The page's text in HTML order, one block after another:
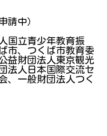
請中）
国立青少年教育振
市、つくば市教育委
益財団法人東京観光
法人日本国際交流セ
、一般財団法人つく